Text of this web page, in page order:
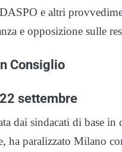
e altri
e opposizione sulle
Consiglio
settembre
dai sindacati di base
ha paralizzato Milano